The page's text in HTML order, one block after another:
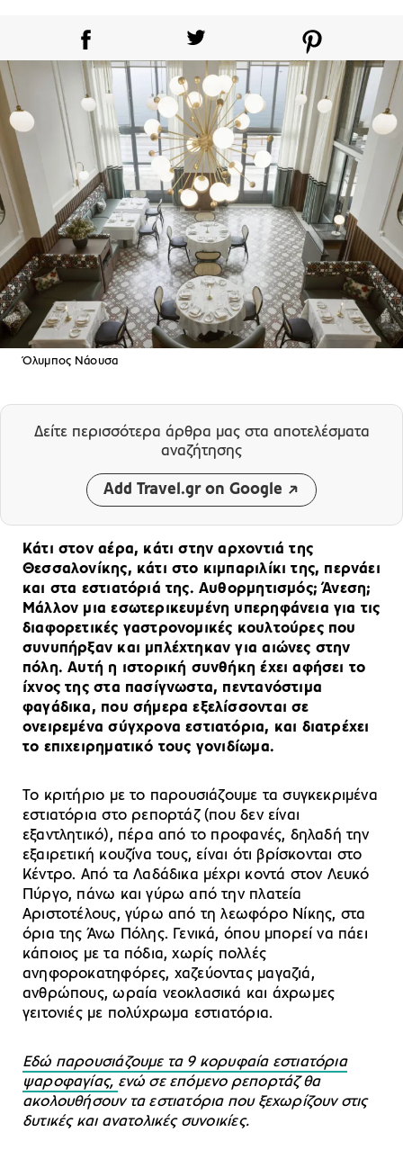
Όλυμπος Νάουσα
Δείτε περισσότερα άρθρα μας στα αποτελέσματα
αναζήτησης
Add Travel.gr on Google
Κάτι στον αέρα, κάτι στην αρχοντιά της
Θεσσαλονίκης, κάτι στο κιμπαριλίκι της, περνάει
και στα εστιατόριά της. Αυθορμητισμός; Άνεση;
Μάλλον μια εσωτερικευμένη υπερηφάνεια για τις
διαφορετικές γαστρονομικές κουλτούρες που
συνυπήρξαν και μπλέχτηκαν για αιώνες στην
πόλη. Αυτή η ιστορική συνθήκη έχει αφήσει το
ίχνος της στα πασίγνωστα, πεντανόστιμα
φαγάδικα, που σήμερα εξελίσσονται σε
ονειρεμένα σύγχρονα εστιατόρια, και διατρέχει
το επιχειρηματικό τους γονιδίωμα.
Το κριτήριο με το παρουσιάζουμε τα συγκεκριμένα
εστιατόρια στο ρεπορτάζ (που δεν είναι
εξαντλητικό), πέρα από το προφανές, δηλαδή την
εξαιρετική κουζίνα τους, είναι ότι βρίσκονται στο
Κέντρο. Από τα Λαδάδικα μέχρι κοντά στον Λευκό
Πύργο, πάνω και γύρω από την πλατεία
Αριστοτέλους, γύρω από τη λεωφόρο Νίκης, στα
όρια της Άνω Πόλης. Γενικά, όπου μπορεί να πάει
κάποιος με τα πόδια, χωρίς πολλές
ανηφοροκατηφόρες, χαζεύοντας μαγαζιά,
ανθρώπους, ωραία νεοκλασικά και άχρωμες
γειτονιές με πολύχρωμα εστιατόρια.
Εδώ παρουσιάζουμε τα 9 κορυφαία εστιατόρια
ψαροφαγίας, ενώ σε επόμενο ρεπορτάζ θα
ακολουθήσουν τα εστιατόρια που ξεχωρίζουν στις
δυτικές και ανατολικές συνοικίες.